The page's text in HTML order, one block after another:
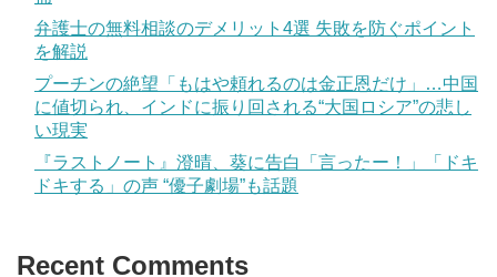
弁護士の無料相談のデメリット4選 失敗を防ぐポイント
を解説
プーチンの絶望「もはや頼れるのは金正恩だけ」…中国
に値切られ、インドに振り回される“大国ロシア”の悲し
い現実
『ラストノート』澄晴、葵に告白「言ったー！」「ドキ
ドキする」の声 “優子劇場”も話題
Recent Comments